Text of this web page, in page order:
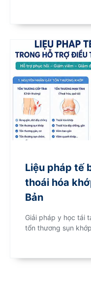
Liệu pháp tế
thoái hóa
Bản
Giải pháp y học tái
tổn thương sụn